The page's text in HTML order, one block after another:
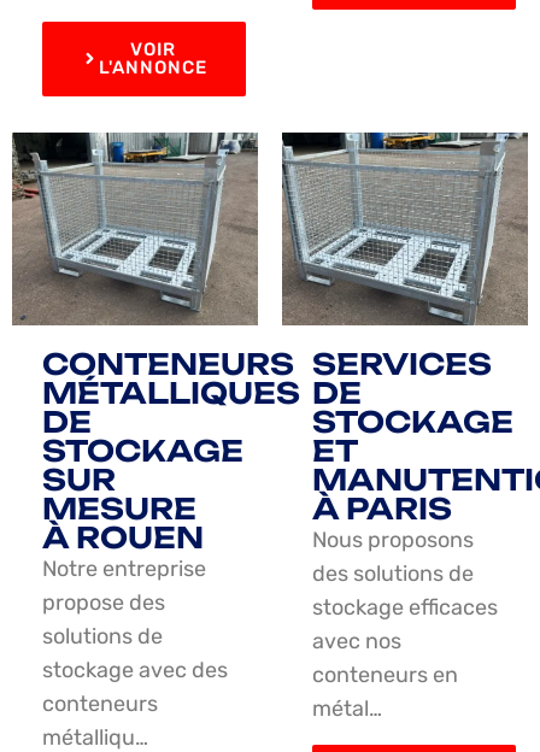
VOIR
L'ANNONCE
CONTENEURS
MÉTALLIQUES
DE
STOCKAGE
SUR
MESURE
À ROUEN
Notre entreprise
propose des
solutions de
stockage avec des
conteneurs
métalliqu…
SERVICES
DE
STOCKAGE
ET
À PARIS
Nous proposons
des solutions de
stockage efficaces
avec nos
conteneurs en
métal…